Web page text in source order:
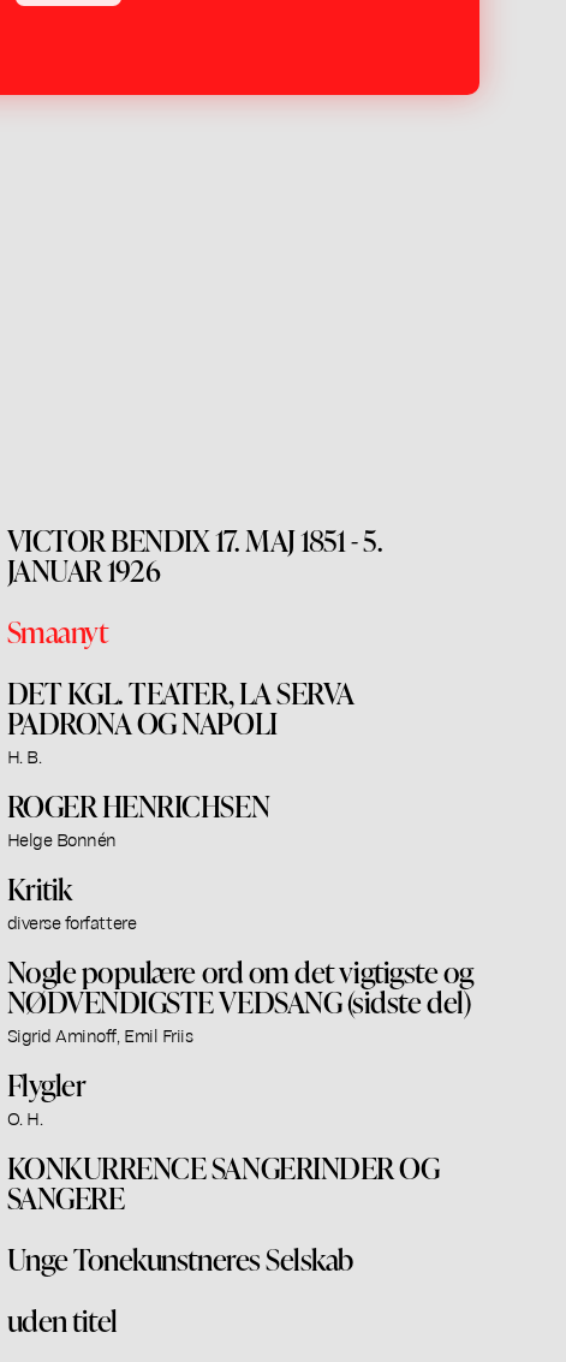
VICTOR BENDIX 17. MAJ 1851 - 5.
JANUAR 1926
Smaanyt
DET KGL. TEATER, LA SERVA
PADRONA OG NAPOLI
H. B.
ROGER HENRICHSEN
Helge Bonnén
Kritik
diverse forfattere
Nogle populære ord om det vigtigste og
NØDVENDIGSTE VEDSANG (sidste del)
Sigrid Aminoff, Emil Friis
Flygler
O. H.
KONKURRENCE SANGERINDER OG
SANGERE
Unge Tonekunstneres Selskab
uden titel